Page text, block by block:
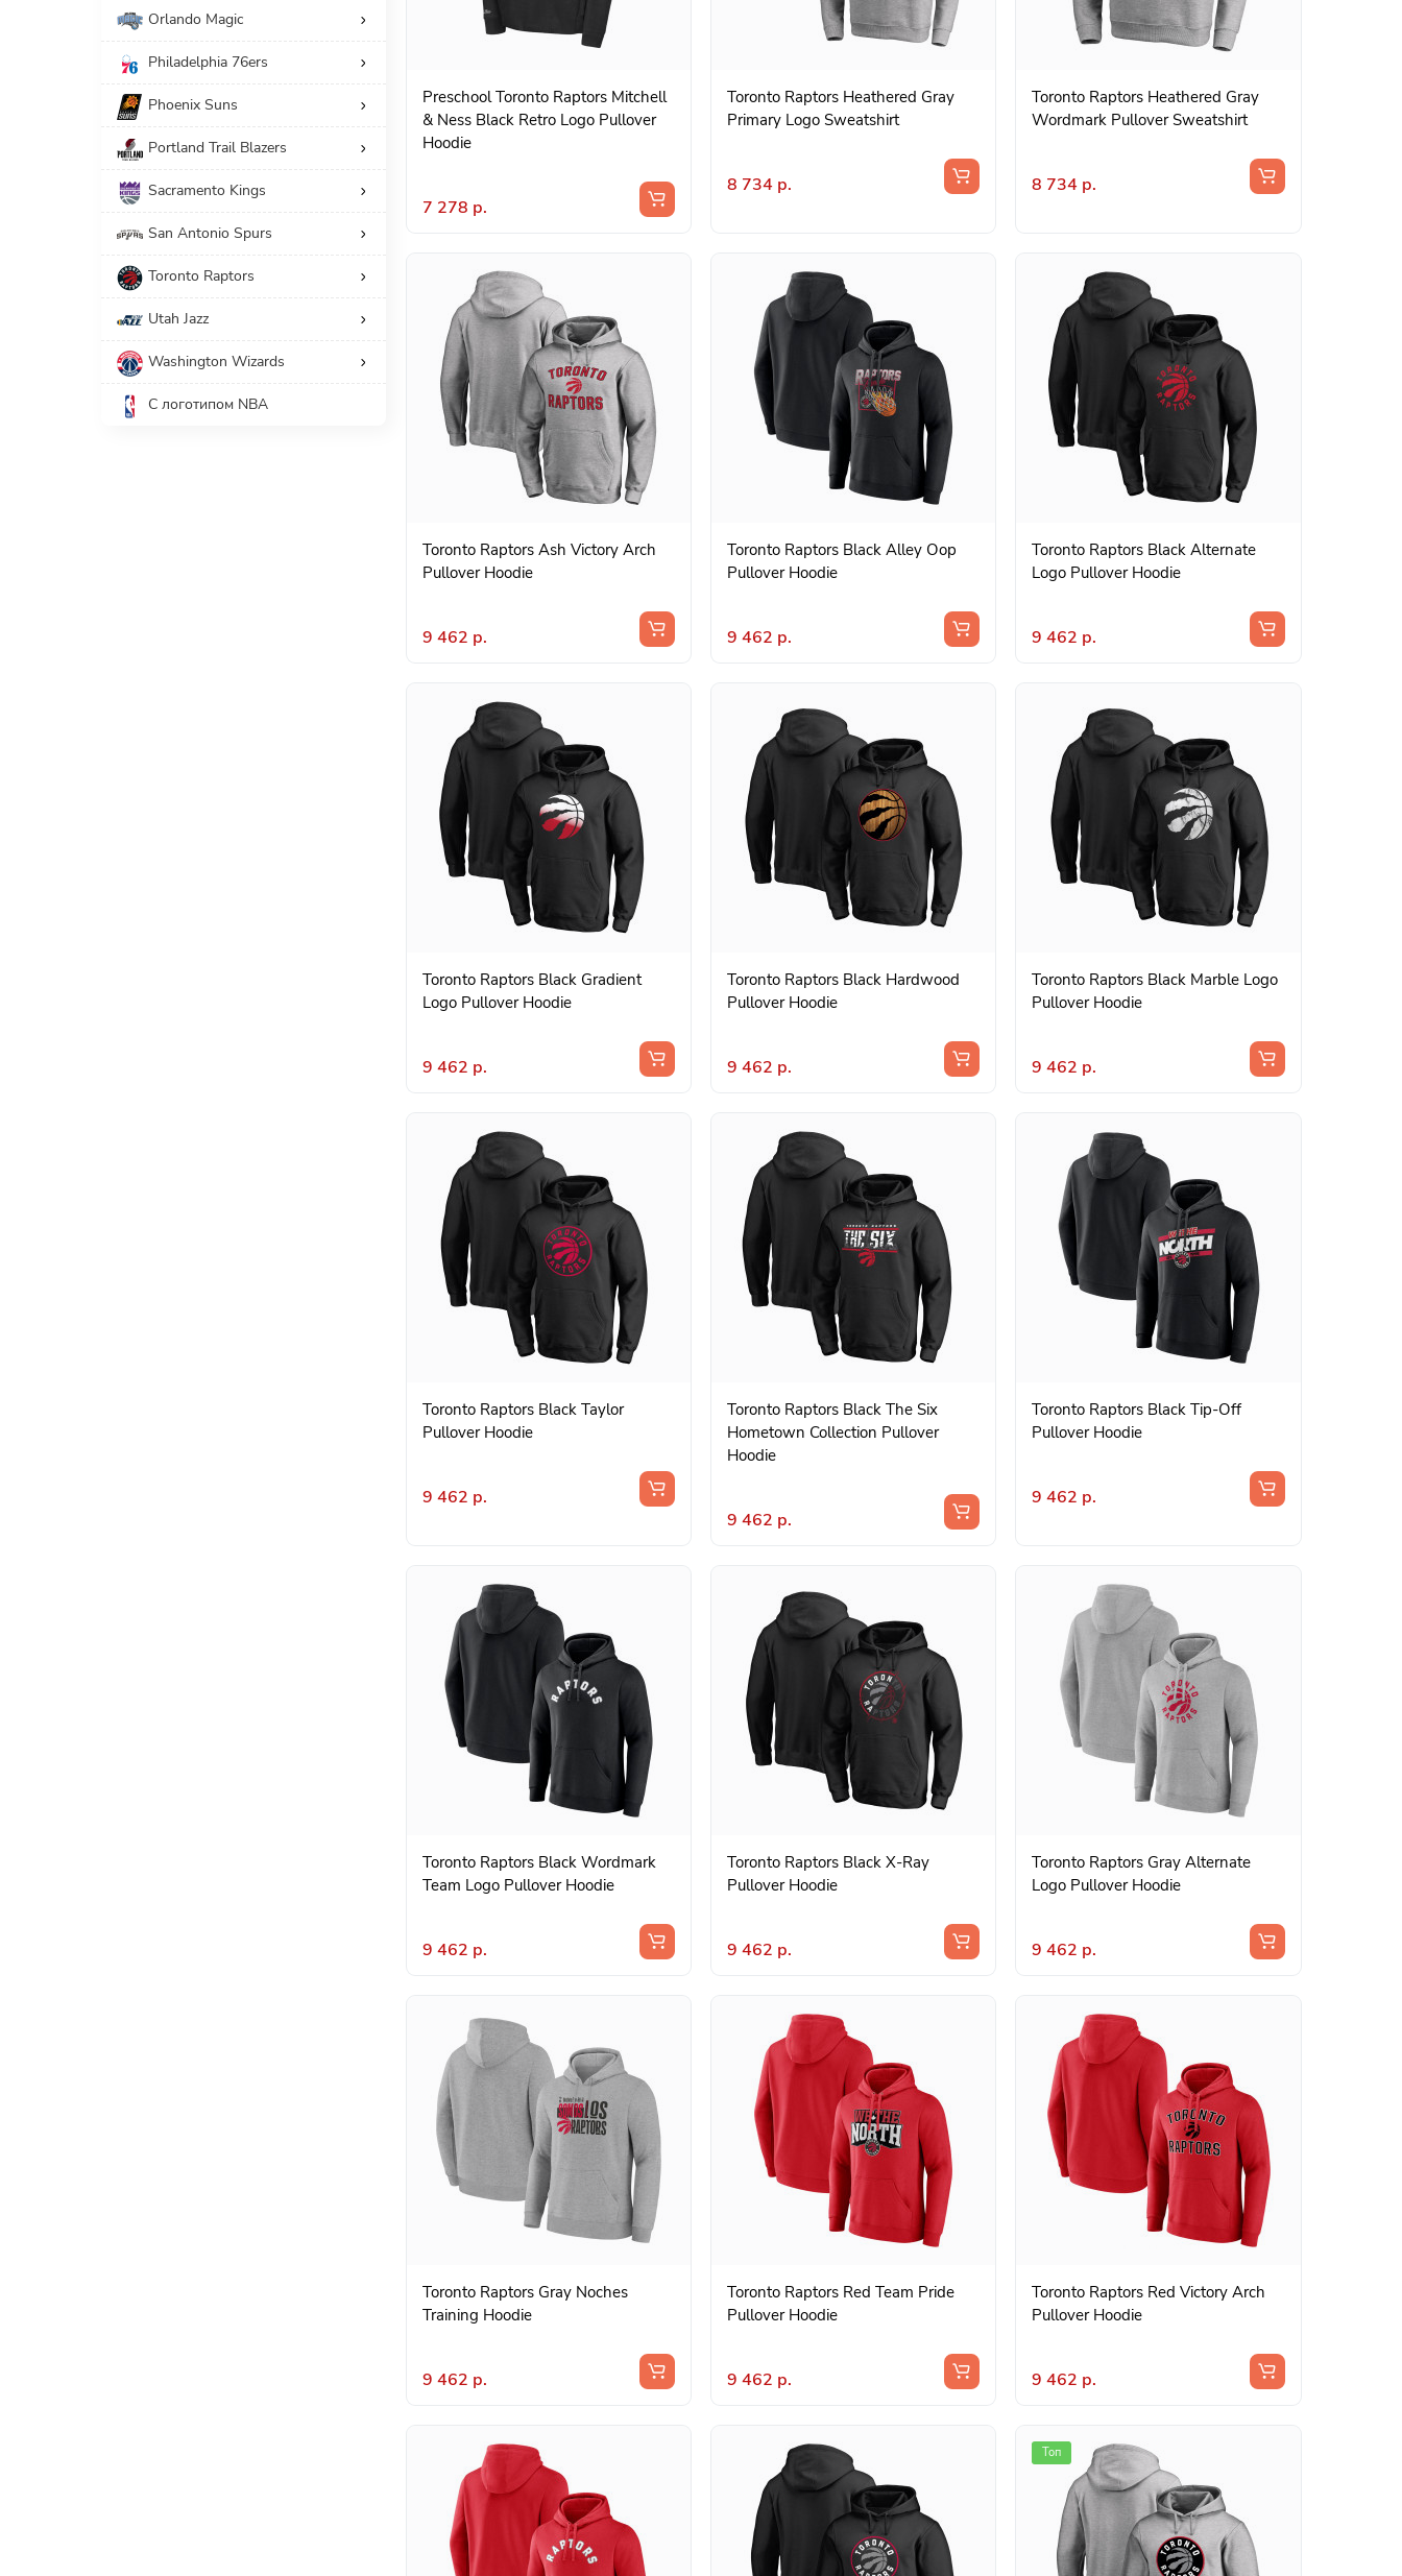
Orlando Magic
Philadelphia 76ers
Phoenix Suns
Portland Trail Blazers
Sacramento Kings
San Antonio Spurs
Toronto Raptors
Utah Jazz
Washington Wizards
С логотипом NBA
Preschool Toronto Raptors Mitchell
& Ness Black Retro Logo Pullover
Hoodie
7 278 р.
Toronto Raptors Heathered Gray
Primary Logo Sweatshirt
8 734 р.
Toronto Raptors Heathered Gray
Wordmark Pullover Sweatshirt
8 734 р.
Toronto Raptors Ash Victory Arch
Pullover Hoodie
9 462 р.
Toronto Raptors Black Alley Oop
Pullover Hoodie
9 462 р.
Toronto Raptors Black Alternate
Logo Pullover Hoodie
9 462 р.
Toronto Raptors Black Gradient
Logo Pullover Hoodie
9 462 р.
Toronto Raptors Black Hardwood
Pullover Hoodie
9 462 р.
Toronto Raptors Black Marble Logo
Pullover Hoodie
9 462 р.
Toronto Raptors Black Taylor
Pullover Hoodie
9 462 р.
Toronto Raptors Black The Six
Hometown Collection Pullover
Hoodie
9 462 р.
Toronto Raptors Black Tip-Off
Pullover Hoodie
9 462 р.
Toronto Raptors Black Wordmark
Team Logo Pullover Hoodie
9 462 р.
Toronto Raptors Black X-Ray
Pullover Hoodie
9 462 р.
Toronto Raptors Gray Alternate
Logo Pullover Hoodie
9 462 р.
Toronto Raptors Gray Noches
Training Hoodie
9 462 р.
Toronto Raptors Red Team Pride
Pullover Hoodie
9 462 р.
Toronto Raptors Red Victory Arch
Pullover Hoodie
9 462 р.
Топ